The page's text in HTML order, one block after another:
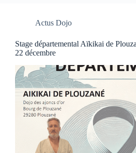
Actus Dojo
Stage départemental Aïkikai de
22 décembre